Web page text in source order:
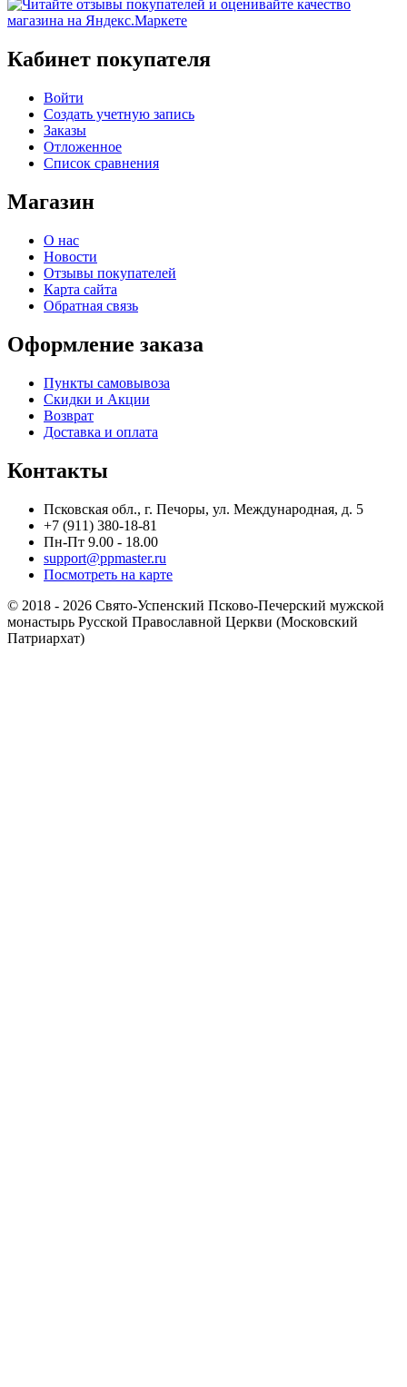
Кабинет покупателя
Войти
Создать учетную запись
Заказы
Отложенное
Список сравнения
Магазин
О нас
Новости
Отзывы покупателей
Карта сайта
Обратная связь
Оформление заказа
Пункты самовывоза
Скидки и Акции
Возврат
Доставка и оплата
Контакты
Псковская обл., г. Печоры, ул. Международная, д. 5
+7 (911) 380-18-81
Пн-Пт 9.00 - 18.00
support@ppmaster.ru
Посмотреть на карте
© 2018 - 2026 Свято-Успенский Псково-Печерский мужской
монастырь Русской Православной Церкви (Московский
Патриархат)